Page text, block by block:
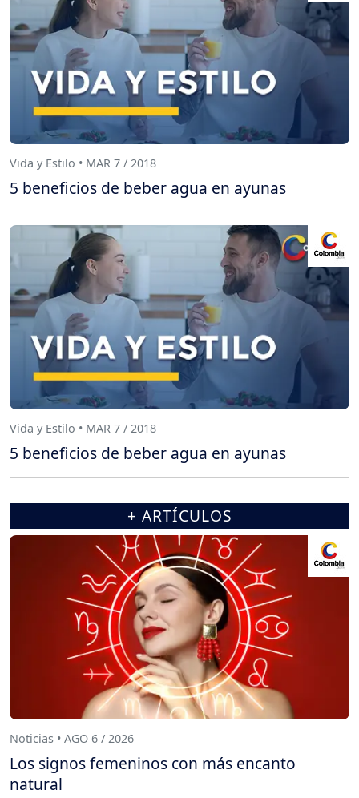
Vida y Estilo • MAR 7 / 2018
5 beneficios de beber agua en ayunas
Vida y Estilo • MAR 7 / 2018
5 beneficios de beber agua en ayunas
+ ARTÍCULOS
Noticias • AGO 6 / 2026
Los signos femeninos con más encanto
natural